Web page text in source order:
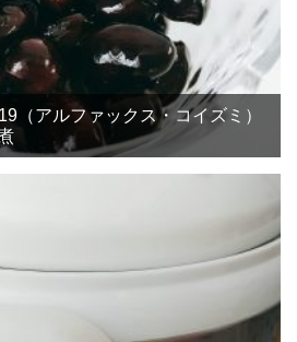
（アルファックス・コイズミ）